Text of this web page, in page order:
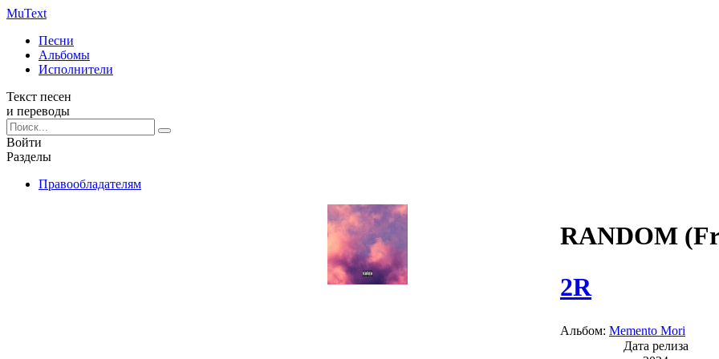
MuText
Песни
Альбомы
Исполнители
Текст песен
и переводы
Войти
Разделы
Правообладателям
RANDOM
2R
Альбом: Memento Mori
Дата релиза